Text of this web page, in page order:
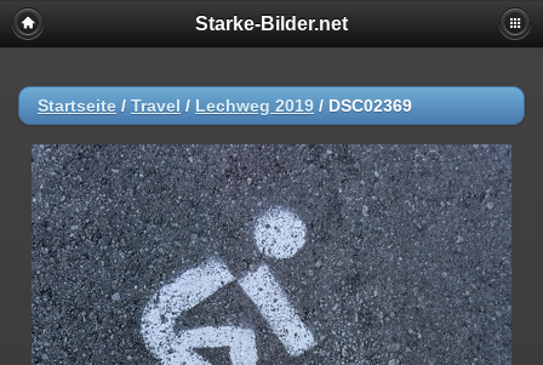
Starke-Bilder.net
Startseite / Travel / Lechweg 2019 / DSC02369